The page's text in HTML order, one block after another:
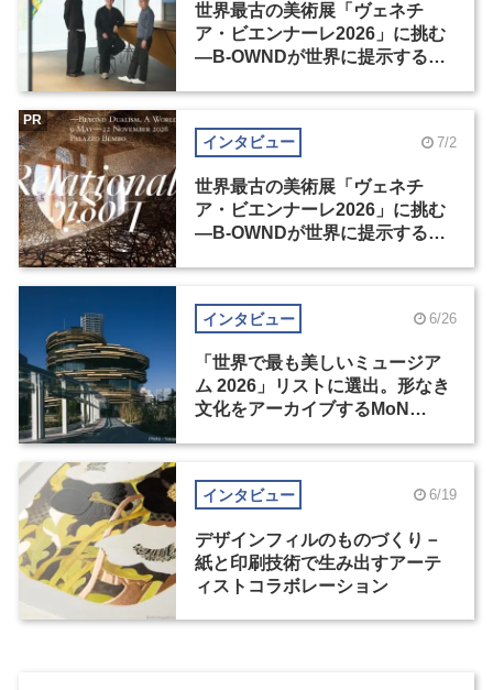
世界最古の美術展「ヴェネチ
ア・ビエンナーレ2026」に挑む
―B-OWNDが世界に提示する美
インタビュー 7/2
世界最古の美術展「ヴェネチ
ア・ビエンナーレ2026」に挑む
―B-OWNDが世界に提示する美
PR
インタビュー 6/26
「世界で最も美しいミュージア
ム 2026」リストに選出。形なき
文化をアーカイブするMoN
インタビュー 6/19
デザインフィルのものづくり－
紙と印刷技術で生み出すアーテ
ィストコラボレーション